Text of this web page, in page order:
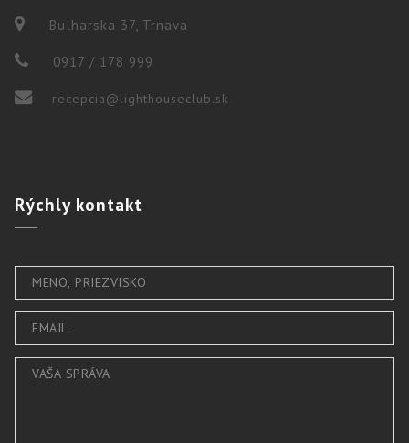
Bulharska 37, Trnava
0917 / 178 999
recepcia@lighthouseclub.sk
Rýchlykontakt